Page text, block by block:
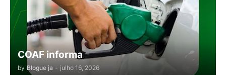
COAF informa
by Blogue ja - julho 16, 2026